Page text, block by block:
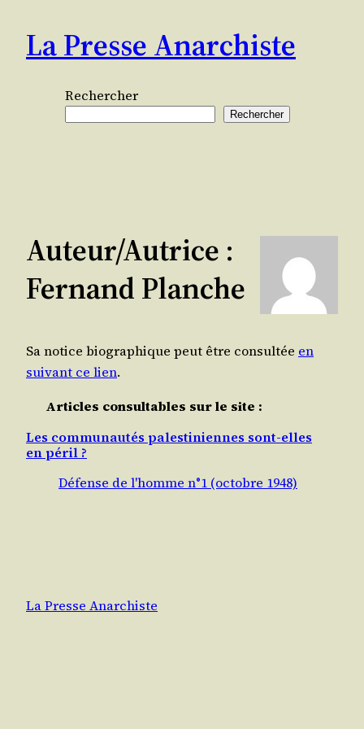
contenu
La Presse Anarchiste
Rechercher
Rechercher
Auteur/autrice :
Fernand Planche
Sa notice biographique peut être consultée en
suivant ce lien.
Articles consultables sur le site :
Les communautés palestiniennes sont-elles
en péril ?
Défense de l'homme n°1 (octobre 1948)
La Presse Anarchiste